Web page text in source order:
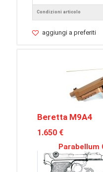
Condizioni articolo
aggiungi a preferiti
Beretta M9A4
1.650 €
Parabellum